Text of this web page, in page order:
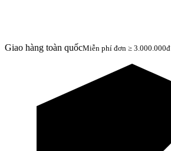
Giao hàng toàn quốcMiễn phí đơn ≥ 3.000.000đ